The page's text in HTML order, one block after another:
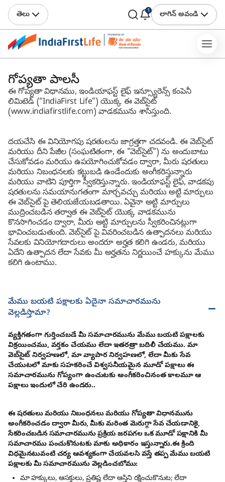
తెలు 1 లాగిన్ అవండి
గోప్యతా పాలసీ
ఈ గోప్యతా విధానము, ఇండియాఫస్ట్ లైఫ్ ఇన్స్యూరెన్స్ కంపెనీ
లిమిటెడ్ (“IndiaFirst Life”) యొక్క ఈ వెబ్‌సైట్
(www.indiafirstlife.com) వాడకమును శాసిస్తుంది.
దయచేసి ఈ వినియోగపు షరతులను జాగ్రత్తగా చదవండి. ఈ వెబ్‌సైట్
మరియు దీని పేజీల (సంఘటితంగా, ఈ "వెబ్‌సైట్") ను అందుబాటు
చేసుకోవడం మరియు ఉపయోగించుకోవడం ద్వారా, మీరు షరతులు
మరియు నిబంధనలకు కట్టుబడి ఉండేందుకు అంగీకరిస్తున్నారు
మరియు వాటిని పూర్తిగా స్వీకరిస్తున్నారు. ఇండియాఫస్ట్ లైఫ్, వాడకపు
షరతులను సమయానుగతంగా మార్చవచ్చు మరియు అట్టి మార్పులు
ఈ వెబ్‌సైట్ పై తెలియజేయబడతాయి. ఏవైనా అట్టి మార్పులు
ముద్రించబడిన తర్వాత ఈ వెబ్‌సైట్ యొక్క వాడకమును
కొనసాగించడం ద్వారా, మీరు అట్టి మార్పులను స్వీకరించినట్లుగా
భావించబడుతుంది. వెబ్‌సైట్ పై వివరించబడిన ఉత్పాదనలు మరియు
సేవలకు వినియోగదారులు అందరూ అర్హత కలిగి ఉండరు, మరియు
ఏదేని ఉత్పాదన లేదా సేవకు మీ అర్హతను నిర్ణయించే హక్కును మేము
కలిగి ఉంటాము.
మేము బయటి పక్షాలకు ఏదైనా సమాచారమును
వెల్లడిస్తామా?
వ్యక్తిగతంగా గుర్తించబడే మీ సమాచారమును మేము బయటి పక్షాలకు
విక్రయించము, వర్తకం చేయము లేదా ఇతరత్రా బదిలీ చేయము. మా
వెబ్‌సైట్ నిర్వహణలో, మా వ్యాపార నిర్వహణలో, లేదా మీకు సేవ
చేయుటలో మాకు సహకరించే విశ్వసనీయమైన మూడో పక్షాలు ఈ
సమాచారమును గోప్యంగా ఉంచుటకు అంగీకరించినంత కాలమూ ఆ
పక్షాలు ఇందులో చేరి ఉండరు..
ఈ షరతులు మరియు నిబంధనలు మరియు గోప్యతా విధానమును
అంగీకరించడం ద్వారా మీరు, మీకు మరింత మెరుగ్గా సేవ చేయడానికై,
సేకరించబడిన సమాచారమును ప్రక్రియ జరపగల ఒక మూడో పక్షానికి మీ
సమాచారము పంచుకొనుటకు మాకు అధికారం ఇస్తున్నారు.ఈ క్రింది
విధమైనటువంటి చర్య ఆవశ్యకంగా చేయవలసి వస్తే తప్ప మేము బయటి
పక్షాలకు మీ సమాచారమును వెల్లడించబోము:
మా హక్కులు, ఆసక్తులు, ప్రతిష్ట లేదా ఆస్తిని రక్షించుకొనుట; లేదా